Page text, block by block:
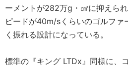
ーメントが282万g・㎠に抑えら
ピードが40m/sくらいのゴルファ
く振れる設計になっている。
標準の『キング LTDx』同様に、